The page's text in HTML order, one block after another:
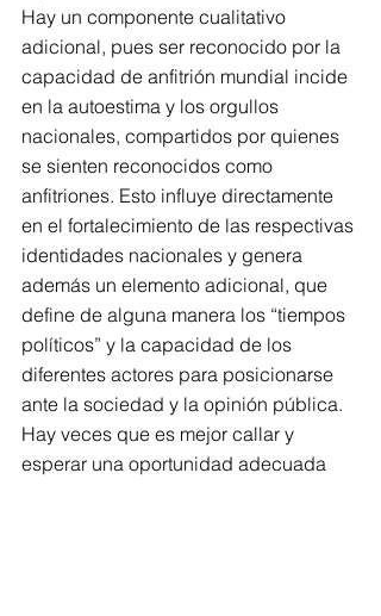
Hay un componente cualitativo
adicional, pues ser reconocido por la
capacidad de anfitrión mundial incide
en la autoestima y los orgullos
nacionales, compartidos por quienes
se sienten reconocidos como
anfitriones. Esto influye directamente
en el fortalecimiento de las respectivas
identidades nacionales y genera
además un elemento adicional, que
define de alguna manera los “tiempos
políticos” y la capacidad de los
diferentes actores para posicionarse
ante la sociedad y la opinión pública.
Hay veces que es mejor callar y
esperar una oportunidad adecuada